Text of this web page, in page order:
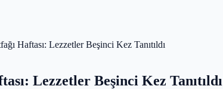
Haftası: Lezzetler Beşinci Kez Tanıtıldı
Lezzetler Beşinci Kez Tanıtıldı